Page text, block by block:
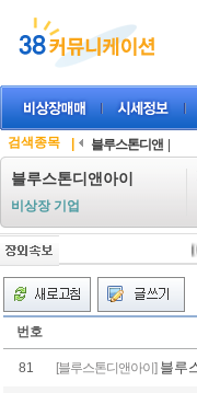
검색종목 블루스톤디앤
블루스톤디앤아이
비상장 기업
번호
81 [블루스톤디앤아이] 블루